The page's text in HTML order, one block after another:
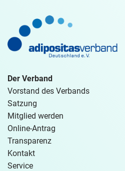
Der Verband
Vorstand des Verbands
Satzung
Mitglied werden
Online-Antrag
Transparenz
Kontakt
Service